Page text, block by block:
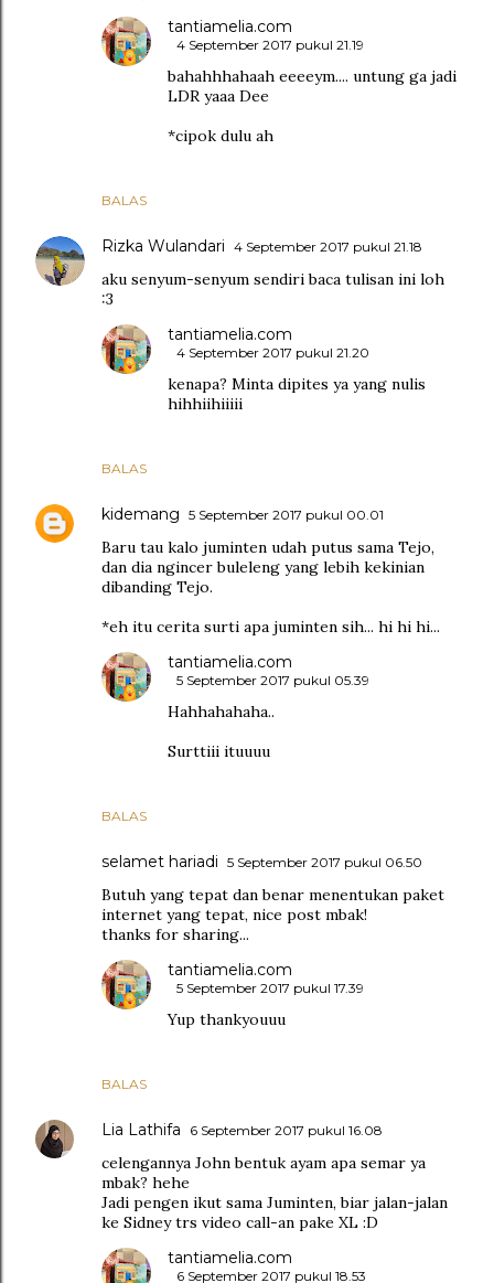
BALAS
tantiamelia.com
4 September 2017 pukul 21.19
bahahhhahaah eeeeym.... untung ga jadi
LDR yaaa Dee
*cipok dulu ah
Rizka Wulandari 4 September 2017 pukul 21.18
aku senyum-senyum sendiri baca tulisan ini loh
:3
BALAS
tantiamelia.com
4 September 2017 pukul 21.20
kenapa? Minta dipites ya yang nulis
hihhiihiiiii
kidemang 5 September 2017 pukul 00.01
Baru tau kalo juminten udah putus sama Tejo,
dan dia ngincer buleleng yang lebih kekinian
dibanding Tejo.
*eh itu cerita surti apa juminten sih... hi hi hi...
BALAS
tantiamelia.com
5 September 2017 pukul 05.39
Hahhahahaha..
Surttiii ituuuu
selamet hariadi 5 September 2017 pukul 06.50
Butuh yang tepat dan benar menentukan paket
internet yang tepat, nice post mbak!
thanks for sharing...
BALAS
tantiamelia.com
5 September 2017 pukul 17.39
Yup thankyouuu
Lia Lathifa 6 September 2017 pukul 16.08
celengannya John bentuk ayam apa semar ya
mbak? hehe
Jadi pengen ikut sama Juminten, biar jalan-jalan
ke Sidney trs video call-an pake XL :D
tantiamelia.com
6 September 2017 pukul 18.53